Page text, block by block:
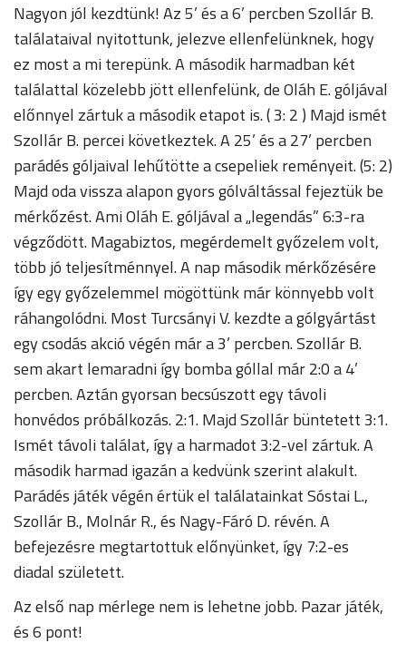
Nagyon jól kezdtünk! Az 5’ és a 6’ percben Szollár B.
találataival nyitottunk, jelezve ellenfelünknek, hogy
ez most a mi terepünk. A második harmadban két
találattal közelebb jött ellenfelünk, de Oláh E. góljával
előnnyel zártuk a második etapot is. ( 3: 2 ) Majd ismét
Szollár B. percei következtek. A 25’ és a 27’ percben
parádés góljaival lehűtötte a csepeliek reményeit. (5: 2)
Majd oda vissza alapon gyors gólváltással fejeztük be
mérkőzést. Ami Oláh E. góljával a „legendás” 6:3-ra
végződött. Magabiztos, megérdemelt győzelem volt,
több jó teljesítménnyel. A nap második mérkőzésére
így egy győzelemmel mögöttünk már könnyebb volt
ráhangolódni. Most Turcsányi V. kezdte a gólgyártást
egy csodás akció végén már a 3’ percben. Szollár B.
sem akart lemaradni így bomba góllal már 2:0 a 4’
percben. Aztán gyorsan becsúszott egy távoli
honvédos próbálkozás. 2:1. Majd Szollár büntetett 3:1.
Ismét távoli találat, így a harmadot 3:2-vel zártuk. A
második harmad igazán a kedvünk szerint alakult.
Parádés játék végén értük el találatainkat Sóstai L.,
Szollár B., Molnár R., és Nagy-Fáró D. révén. A
befejezésre megtartottuk előnyünket, így 7:2-es
diadal született.
Az első nap mérlege nem is lehetne jobb. Pazar játék,
és 6 pont!